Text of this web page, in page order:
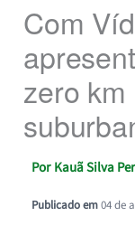
Com
zero
Por Kauã Silva
Publicado em04 de